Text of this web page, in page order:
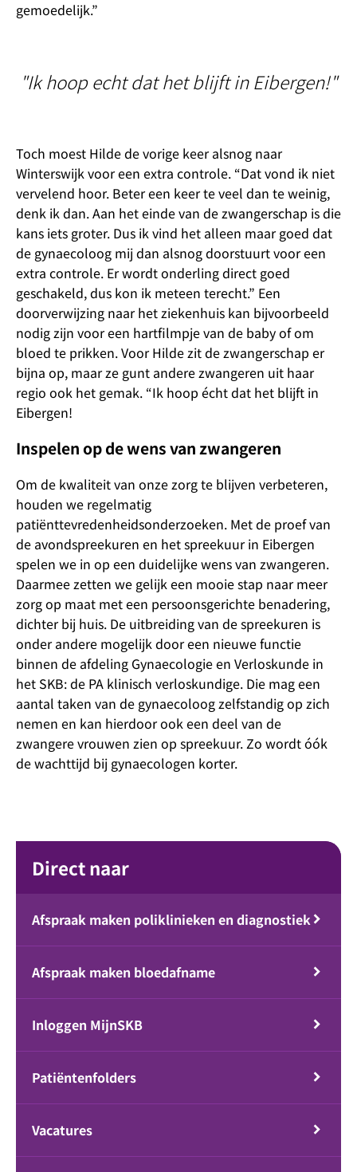
gemoedelijk.”
"Ik hoop echt dat het blijft in Eibergen!"
Toch moest Hilde de vorige keer alsnog naar
Winterswijk voor een extra controle. “Dat vond ik niet
vervelend hoor. Beter een keer te veel dan te weinig,
denk ik dan. Aan het einde van de zwangerschap is die
kans iets groter. Dus ik vind het alleen maar goed dat
de gynaecoloog mij dan alsnog doorstuurt voor een
extra controle. Er wordt onderling direct goed
geschakeld, dus kon ik meteen terecht.” Een
doorverwijzing naar het ziekenhuis kan bijvoorbeeld
nodig zijn voor een hartfilmpje van de baby of om
bloed te prikken. Voor Hilde zit de zwangerschap er
bijna op, maar ze gunt andere zwangeren uit haar
regio ook het gemak. “Ik hoop écht dat het blijft in
Eibergen!
Inspelen op de wens van zwangeren
Om de kwaliteit van onze zorg te blijven verbeteren,
houden we regelmatig
patiënttevredenheidsonderzoeken. Met de proef van
de avondspreekuren en het spreekuur in Eibergen
spelen we in op een duidelijke wens van zwangeren.
Daarmee zetten we gelijk een mooie stap naar meer
zorg op maat met een persoonsgerichte benadering,
dichter bij huis. De uitbreiding van de spreekuren is
onder andere mogelijk door een nieuwe functie
binnen de afdeling Gynaecologie en Verloskunde in
het SKB: de PA klinisch verloskundige. Die mag een
aantal taken van de gynaecoloog zelfstandig op zich
nemen en kan hierdoor ook een deel van de
zwangere vrouwen zien op spreekuur. Zo wordt óók
de wachttijd bij gynaecologen korter.
Direct naar
Afspraak maken poliklinieken en diagnostiek
Afspraak maken bloedafname
Inloggen MijnSKB
Patiëntenfolders
Vacatures